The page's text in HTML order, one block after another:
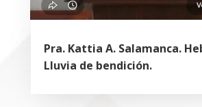
Pra. Kattia A. Salamanca.
Lluvia de bendición.